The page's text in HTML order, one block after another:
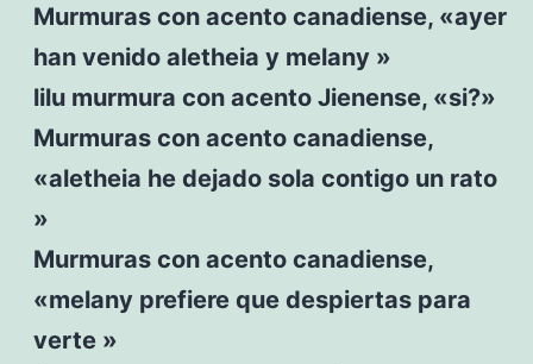
Murmuras con acento canadiense, «ayer
han venido aletheia y melany »
lilu murmura con acento Jienense, «si?»
Murmuras con acento canadiense,
«aletheia he dejado sola contigo un rato
»
Murmuras con acento canadiense,
«melany prefiere que despiertas para
verte »